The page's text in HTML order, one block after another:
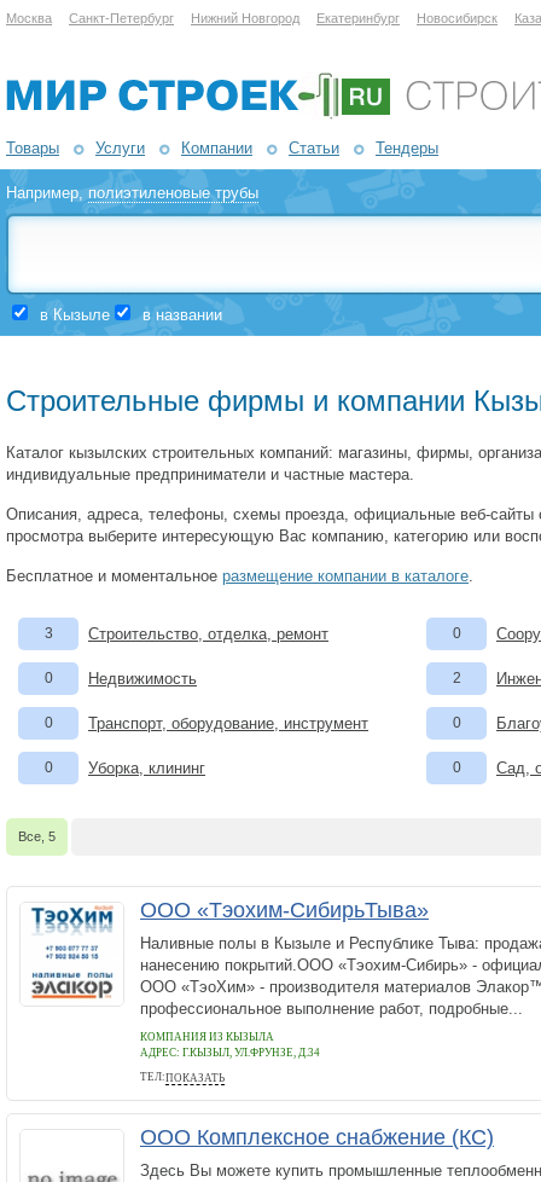
Москва Санкт-Петербург Нижний Новгород Екатеринбург Новосибирск
Товары Услуги Компании Статьи Тендеры
Например,полиэтиленовые трубы
в Кызыле в названии
Строительные фирмы и компании
Каталог кызылских строительных компаний: магазины, фирмы,
индивидуальные предприниматели и частные мастера.
Описания, адреса, телефоны, схемы проезда, официальные веб-
просмотра выберите интересующую Вас компанию, категорию или
Бесплатное и моментальное размещение компании в каталоге.
3 Строительство, отделка, ремонт
0 Недвижимость
0 Транспорт, оборудование, инструмент
0 Уборка, клининг
0
2
0
0 Сад,
Все, 5
ООО «Тэохим-СибирьТыва»
Наливные полы в Кызыле и Республике Тыва:
нанесению покрытий.ООО «Тэохим-Сибирь» -
ООО «ТэоХим» - производителя материалов
профессиональное выполнение работ, подробные...
КОМПАНИЯ ИЗ КЫЗЫЛА
АДРЕС: Г.КЫЗЫЛ, УЛ.ФРУНЗЕ, Д.34
ТЕЛ:ПОКАЗАТЬ
+7 (902) 924- 50- 15
ООО Комплексное снабжение (КС)
Здесь Вы можете купить промышленные